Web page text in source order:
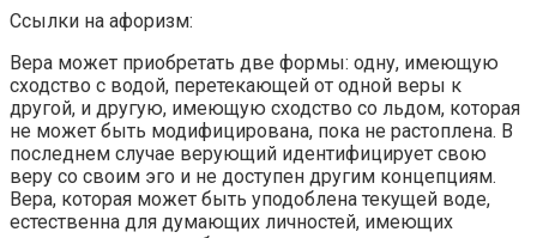
Ссылки на афоризм:
Вера может приобретать две формы: одну, имеющую
сходство с водой, перетекающей от одной веры к
другой, и другую, имеющую сходство со льдом, которая
не может быть модифицирована, пока не растоплена. В
последнем случае верующий идентифицирует свою
веру со своим эго и не доступен другим концепциям.
Вера, которая может быть уподоблена текущей воде,
естественна для думающих личностей, имеющих